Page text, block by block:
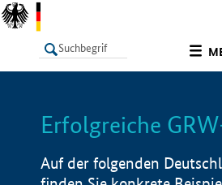
LISTE
Erfolgreiche
Auf der folgenden